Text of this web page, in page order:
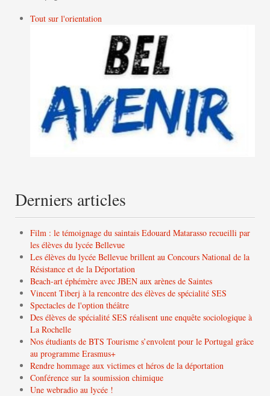
Tout sur l'orientation
Derniers articles
Film : le témoignage du saintais Edouard Matarasso recueilli par
les élèves du lycée Bellevue
Les élèves du lycée Bellevue brillent au Concours National de la
Résistance et de la Déportation
Beach-art éphémère avec JBEN aux arènes de Saintes
Vincent Tiberj à la rencontre des élèves de spécialité SES
Spectacles de l'option théâtre
Des élèves de spécialité SES réalisent une enquête sociologique à
La Rochelle
Nos étudiants de BTS Tourisme s’envolent pour le Portugal grâce
au programme Erasmus+
Rendre hommage aux victimes et héros de la déportation
Conférence sur la soumission chimique
Une webradio au lycée !